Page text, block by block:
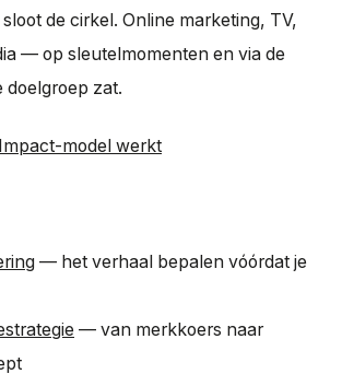
sloot de cirkel. Online marketing, TV,
— op sleutelmomenten en via de
doelgroep zat.
model werkt
— het verhaal bepalen vóórdat je
— van merkkoers naar